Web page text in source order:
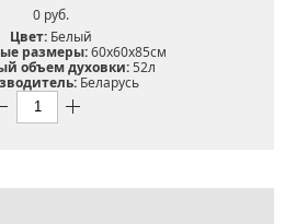
0 pуб.
Цвет:Белый
размеры:60х60х85см
объем духовки:52л
Беларусь